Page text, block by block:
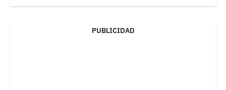
PUBLICIDAD